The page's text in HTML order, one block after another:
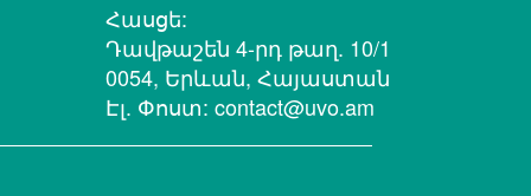
Հասցե:
Դավթաշեն 4-րդ թաղ. 10/1
0054, Երևան, Հայաստան
Էլ. Փոստ:contact@uvo.am